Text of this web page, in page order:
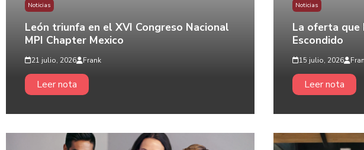
Noticias
León triunfa en el XVI Congreso Nacional
MPI Chapter Mexico
21 julio, 2026 Frank
Leer nota
Noticias
La oferta que
Escondido
15 julio, 2026
Leer nota